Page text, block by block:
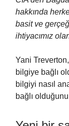
hakkında
basit ve
ihtiyacımız
Yani
bilgiye bağlı
bilgiyi nasıl
bağlı